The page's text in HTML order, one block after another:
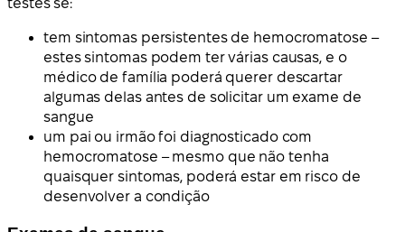
testes se:
tem sintomas persistentes de hemocromatose –
estes sintomas podem ter várias causas, e o
médico de família poderá querer descartar
algumas delas antes de solicitar um exame de
sangue
um pai ou irmão foi diagnosticado com
hemocromatose – mesmo que não tenha
quaisquer sintomas, poderá estar em risco de
desenvolver a condição